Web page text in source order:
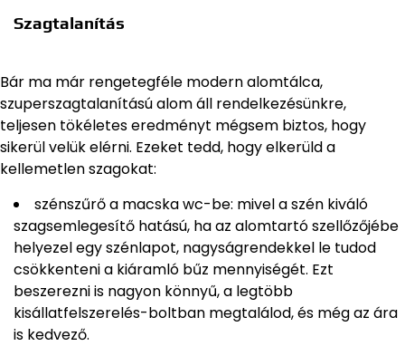
Szagtalanítás
Bár ma már rengetegféle modern alomtálca,
szuperszagtalanítású alom áll rendelkezésünkre,
teljesen tökéletes eredményt mégsem biztos, hogy
sikerül velük elérni. Ezeket tedd, hogy elkerüld a
kellemetlen szagokat:
szénszűrő a macska wc-be: mivel a szén kiváló
szagsemlegesítő hatású, ha az alomtartó szellőzőjébe
helyezel egy szénlapot, nagyságrendekkel le tudod
csökkenteni a kiáramló bűz mennyiségét. Ezt
beszerezni is nagyon könnyű, a legtöbb
kisállatfelszerelés-boltban megtalálod, és még az ára
is kedvező.